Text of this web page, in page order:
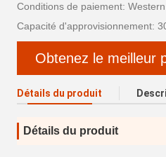
Conditions de paiement:
Capacité d'approvisionnement:
Obtenez le meilleur
Détails du produit
Détails du produit